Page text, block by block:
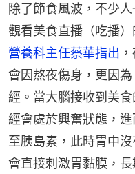
除了節食風波，不少
觀看美食直播（吃播）
營養科主任蔡華指出
會因熬夜傷身，更因
經。當大腦接收到美
經會處於興奮狀態，
至胰島素，此時胃中
會直接刺激胃黏膜，